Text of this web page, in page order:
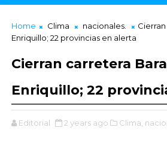
Home Clima nacionales.
Enriquillo; 22 provincias en alerta
Cierran carretera
Enriquillo; 22
Editorial 2 years ago Clima,